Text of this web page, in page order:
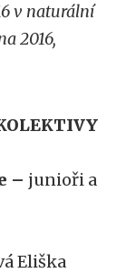
v naturální
2016,
– junioři a
Eliška